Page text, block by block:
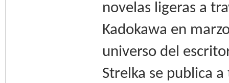
novelas ligeras a
Kadokawa en
universo del
Strelka se publica